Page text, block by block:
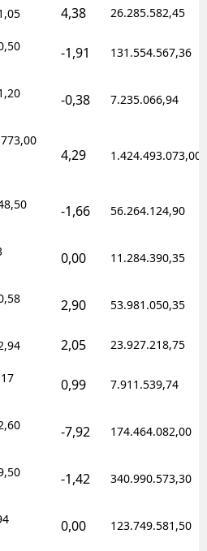
4,38 26.285.582,45
-1,91 131.554.567,36
-0,38 7.235.066,94
4,29 1.424.493.073,00
-1,66 56.264.124,90
0,00 11.284.390,35
2,90 53.981.050,35
2,05 23.927.218,75
0,99 7.911.539,74
-7,92 174.464.082,00
-1,42 340.990.573,30
0,00 123.749.581,50